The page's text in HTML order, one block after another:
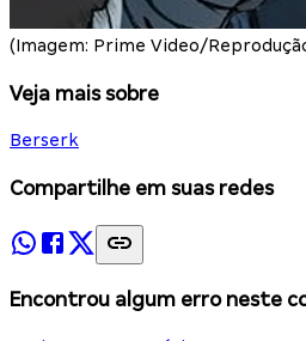
(Imagem: Prime Video/
Veja mais sobre
Berserk
Compartilhe em suas redes
Encontrou algum erro neste